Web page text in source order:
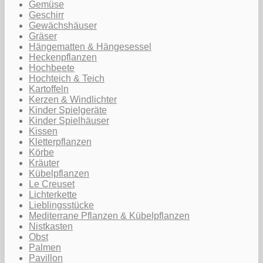
Gemüse
Geschirr
Gewächshäuser
Gräser
Hängematten & Hängesessel
Heckenpflanzen
Hochbeete
Hochteich & Teich
Kartoffeln
Kerzen & Windlichter
Kinder Spielgeräte
Kinder Spielhäuser
Kissen
Kletterpflanzen
Körbe
Kräuter
Kübelpflanzen
Le Creuset
Lichterkette
Lieblingsstücke
Mediterrane Pflanzen & Kübelpflanzen
Nistkasten
Obst
Palmen
Pavillon